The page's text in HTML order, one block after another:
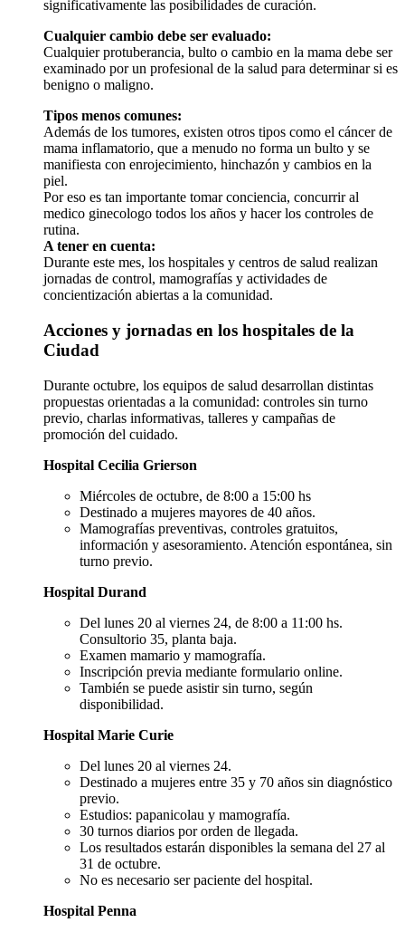
significativamente las posibilidades de curación.
Cualquier cambio debe ser evaluado:
Cualquier protuberancia, bulto o cambio en la mama debe ser
examinado por un profesional de la salud para determinar si es
benigno o maligno.
Tipos menos comunes:
Además de los tumores, existen otros tipos como el cáncer de
mama inflamatorio, que a menudo no forma un bulto y se
manifiesta con enrojecimiento, hinchazón y cambios en la
piel.
Por eso es tan importante tomar conciencia, concurrir al
medico ginecologo todos los años y hacer los controles de
rutina.
A tener en cuenta:
Durante este mes, los hospitales y centros de salud realizan
jornadas de control, mamografías y actividades de
concientización abiertas a la comunidad.
Acciones y jornadas en los hospitales de la
Ciudad
Durante octubre, los equipos de salud desarrollan distintas
propuestas orientadas a la comunidad: controles sin turno
previo, charlas informativas, talleres y campañas de
promoción del cuidado.
Hospital Cecilia Grierson
Miércoles de octubre, de 8:00 a 15:00 hs
Destinado a mujeres mayores de 40 años.
Mamografías preventivas, controles gratuitos,
información y asesoramiento. Atención espontánea, sin
turno previo.
Hospital Durand
Del lunes 20 al viernes 24, de 8:00 a 11:00 hs.
Consultorio 35, planta baja.
Examen mamario y mamografía.
Inscripción previa mediante formulario online.
También se puede asistir sin turno, según
disponibilidad.
Hospital Marie Curie
Del lunes 20 al viernes 24.
Destinado a mujeres entre 35 y 70 años sin diagnóstico
previo.
Estudios: papanicolau y mamografía.
30 turnos diarios por orden de llegada.
Los resultados estarán disponibles la semana del 27 al
31 de octubre.
No es necesario ser paciente del hospital.
Hospital Penna